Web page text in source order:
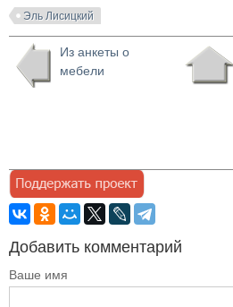
Эль Лисицкий
Из анкеты о
мебели
Добавить комментарий
Ваше имя